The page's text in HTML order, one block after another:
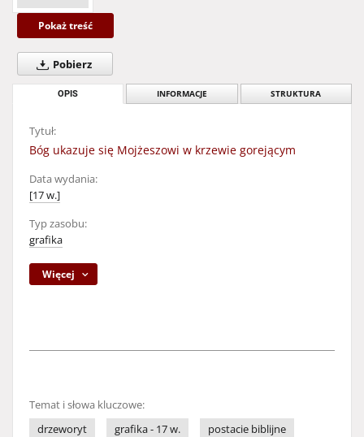
Pokaż treść
Pobierz
OPIS INFORMACJE STRUKTURA
Tytuł:
Bóg ukazuje się Mojżeszowi w krzewie gorejącym
Data wydania:
[17 w.]
Typ zasobu:
grafika
Więcej
Temat i słowa kluczowe:
drzeworyt
grafika - 17 w.
postacie biblijne